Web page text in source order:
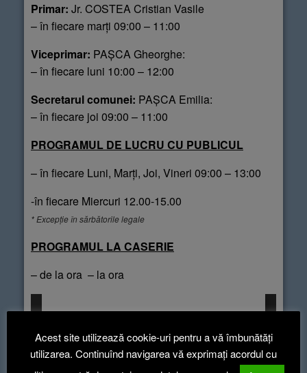
Primar: Jr. COSTEA Cristian Vasile
– în fiecare marți 09:00 – 11:00
Viceprimar: PAȘCA Gheorghe:
– în fiecare luni 10:00 – 12:00
Secretarul comunei: PAȘCA Emilia:
– în fiecare joi 09:00 – 11:00
PROGRAMUL DE LUCRU CU PUBLICUL
– în fiecare Luni, Marți, Joi, Vineri 09:00 – 13:00
-în fiecare Miercuri 12.00-15.00
* Excepție în sărbătorile legale
PROGRAMUL LA CASERIE
– de la ora – la ora
Acest site utilizează cookie-uri pentru a vă îmbunătăți
utilizarea. Continuînd navigarea vă exprimați acordul cu